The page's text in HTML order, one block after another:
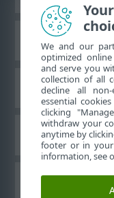
We and our
optimized
and serve you
collection of all
decline all non-
essential
clicking
withdraw your
anytime by
footer or in your
information, see